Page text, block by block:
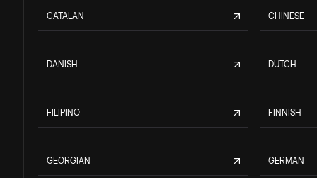
CATALAN CHINESE
DANISH DUTCH
FILIPINO FINNISH
GEORGIAN GERMAN